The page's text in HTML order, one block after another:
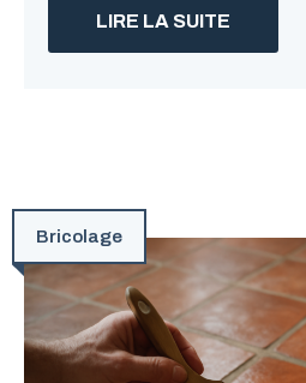
LIRE LA SUITE
Bricolage